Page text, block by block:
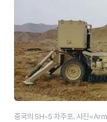
중국의 SH-5 자주포. 사진